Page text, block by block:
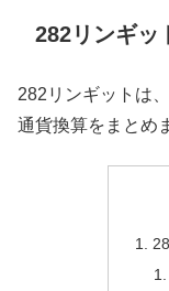
282リンギッ
282リンギットは
通貨換算をまとめ